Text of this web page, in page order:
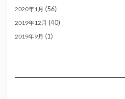
2020年1月 (56)
2019年12月 (40)
2019年9月 (1)